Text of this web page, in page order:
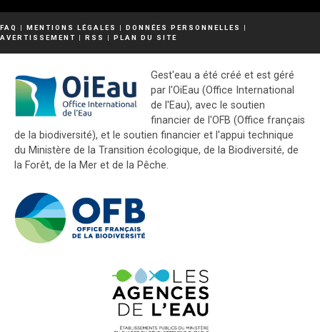
FAQ | MENTIONS LÉGALES | DONNÉES PERSONNELLES
|
AVERTISSEMENT | RSS | PLAN DU SITE
Gest'eau a été créé et est géré
par l'OiEau (Office International
de l'Eau), avec le soutien
financier de l'OFB (Office français
de la biodiversité), et le soutien financier et l'appui technique
du Ministère de la Transition écologique, de la Biodiversité, de
la Forêt, de la Mer et de la Pêche.